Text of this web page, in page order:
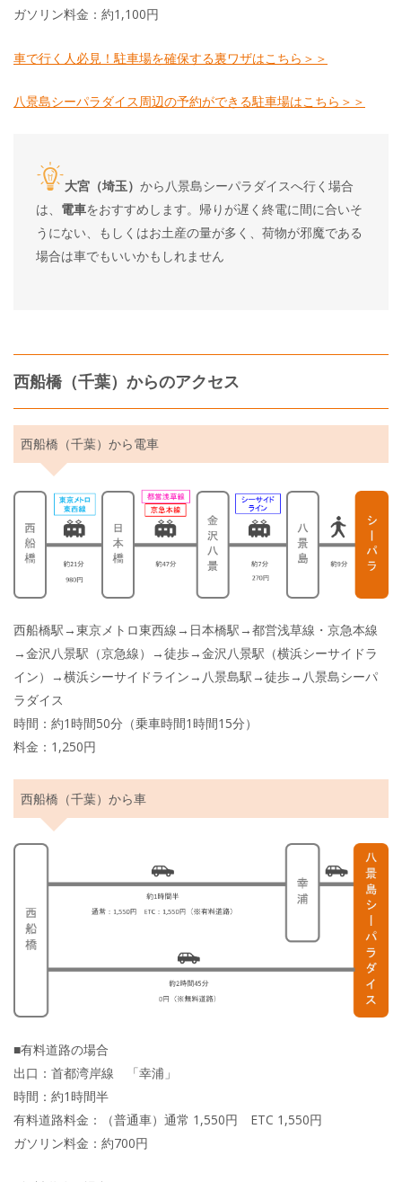
ガソリン料金：約1,100円
車で行く人必見！駐車場を確保する裏ワザはこちら＞＞
八景島シーパラダイス周辺の予約ができる駐車場はこちら＞＞
大宮（埼玉） から八景島シーパラダイスへ行く場合
は、 電車をおすすめします。帰りが遅く終電に間に合いそ
うにない、もしくはお土産の量が多く、荷物が邪魔である
場合は車でもいいかもしれません
西船橋（千葉）からのアクセス
西船橋（千葉）から電車
西船橋駅→東京メトロ東西線→日本橋駅→都営浅草線・京急本線
→金沢八景駅（京急線）→徒歩→金沢八景駅（横浜シーサイドラ
イン）→横浜シーサイドライン→八景島駅→徒歩→八景島シーパ
ラダイス
時間：約1時間50分（乗車時間1時間15分）
料金：1,250円
西船橋（千葉）から車
■有料道路の場合
出口：首都湾岸線 「幸浦」
時間：約1時間半
有料道路料金：（普通車）通常 1,550円 ETC 1,550円
ガソリン料金：約700円